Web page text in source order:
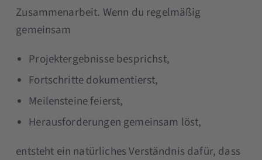
Zusammenarbeit. Wenn du regelmäßig
gemeinsam
Projektergebnisse besprichst,
Fortschritte dokumentierst,
Meilensteine feierst,
Herausforderungen gemeinsam löst,
entsteht ein natürliches Verständnis dafür, dass